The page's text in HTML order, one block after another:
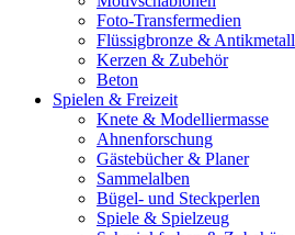
Foto-Transfermedien
Flüssigbronze & Antikmetall
Kerzen & Zubehör
Beton
Spielen & Freizeit
Knete & Modelliermasse
Ahnenforschung
Gästebücher & Planer
Sammelalben
Bügel- und Steckperlen
Spiele & Spielzeug